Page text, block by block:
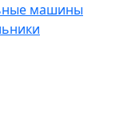
машины